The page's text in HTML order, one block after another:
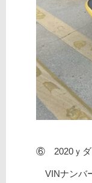
⑥ 2020ｙダ
VINナンバ